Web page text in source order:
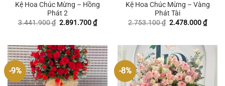
Kệ Hoa Chúc Mừng – Hồng
Phát 2
3.441.900₫ Giá
2.891.700₫Giá
hiện
2.891.700 ₫.
Kệ Hoa Chúc Mừng – Vàng
Phát Tài
2.753.100₫ Giá
2.478.000₫Giá
hiện
-9% -8%